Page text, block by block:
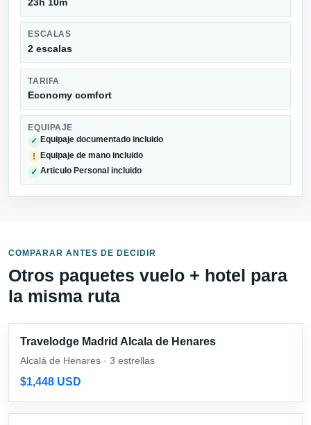
ESCALAS
2 escalas
TARIFA
Economy comfort
EQUIPAJE
✓ Equipaje documentado incluido
! Equipaje de mano incluido
✓ Articulo Personal incluido
COMPARAR ANTES DE DECIDIR
Otros paquetes vuelo + hotel para
la misma ruta
Travelodge Madrid Alcala de Henares
Alcalá de Henares · 3 estrellas
$1,448 USD